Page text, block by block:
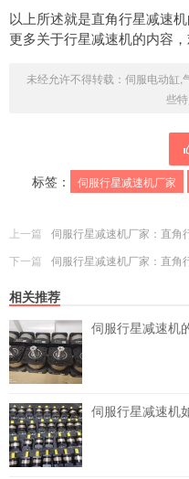
以上所述就是直角行星减速
更多关于行星减速机的内容
未经允许不得转载： 伺服电动缸,
些
标签： 伺服行星减速机厂家
上一篇
伺服行星减速机厂家：直角
下一篇
伺服行星减速机厂家：直角
相关推荐
伺服行星减速机
伺服行星减速机